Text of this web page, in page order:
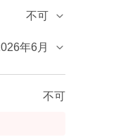
不可
年6月
不可